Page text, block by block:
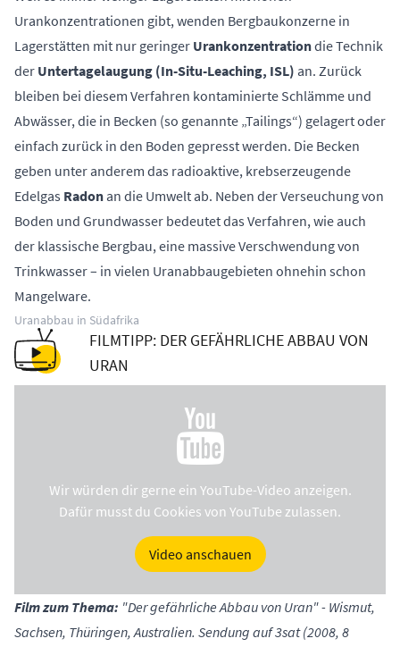
Uranabbau in Südafrika
Urankonzentrationen gibt, wenden Bergbaukonzerne in
Lagerstätten mit nur geringer Urankonzentrationdie Technik
der Untertagelaugung (In-Situ-Leaching, ISL) an. Zurück
bleiben bei diesem Verfahren kontaminierte Schlämme und
Abwässer, die in Becken (so genannte „Tailings“) gelagert oder
einfach zurück in den Boden gepresst werden. Die Becken
geben unter anderem das radioaktive, krebserzeugende
Edelgas Radon an die Umwelt ab. Neben der Verseuchung von
Boden und Grundwasser bedeutet das Verfahren, wie auch
der klassische Bergbau, eine massive Verschwendung von
Trinkwasser – in vielen Uranabbaugebieten ohnehin schon
Mangelware.
FILMTIPP: DER GEFÄHRLICHE ABBAU VON
URAN
Wir würden dir gerne ein YouTube-Video anzeigen.
Dafür musst du Cookies von YouTube zulassen.
Video anschauen
Film zum Thema: "Der gefährliche Abbau von Uran" - Wismut,
Sachsen, Thüringen, Australien. Sendung auf 3sat (2008, 8